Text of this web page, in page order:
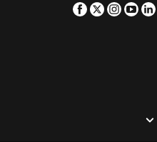
Hoteller – PortmarnockFacebook
Twitter